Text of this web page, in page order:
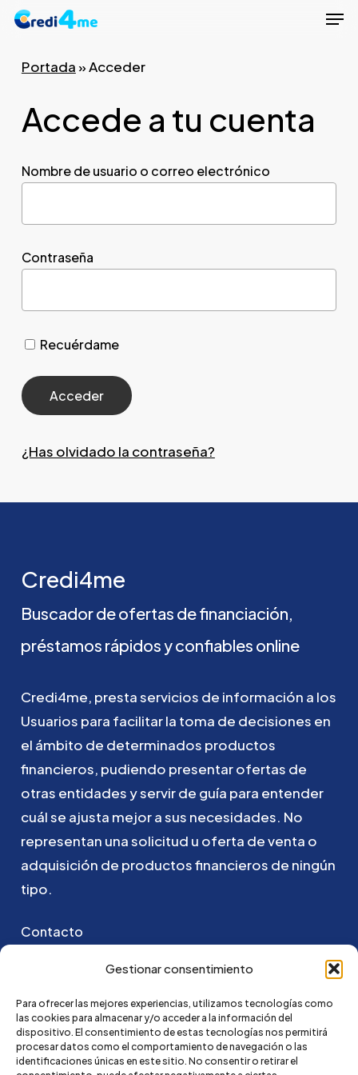
Gestionar consentimiento
Para ofrecer las mejores experiencias, utilizamos tecnologías como
las cookies para almacenar y/o acceder a la información del
dispositivo. El consentimiento de estas tecnologías nos permitirá
procesar datos como el comportamiento de navegación o las
identificaciones únicas en este sitio. No consentir o retirar el
Skip
mainPortada»Acceder
Accede a tu cuenta
Nombre de usuario o correo electrónico
Contraseña
Recuérdame
¿Has olvidado la contraseña?
Credi4me
Buscadordeofertas definanciación,
préstamos rápidosyconfiables online
Credi4me, prestaservicios de información a los
Usuarios para facilitarla toma de decisiones en
el ámbito de determinados productos
financieros, pudiendo presentarofertas de
otras entidadesyservirde guía para entender
cuálse ajusta mejorasus necesidades. No
representan unasolicitud u oferta deventa o
adquisición de productosfinancieros de ningún
tipo.
Contacto
Puedes ponerte en contacto con nosotros
go@credi4me.com